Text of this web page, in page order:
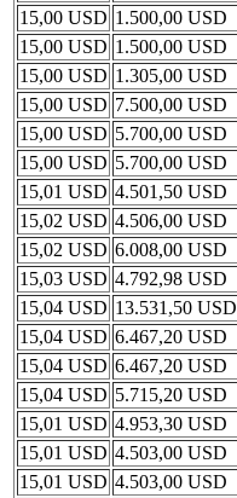
15,00 USD 1.500,00 USD
15,00 USD 1.500,00 USD
15,00 USD 1.305,00 USD
15,00 USD 7.500,00 USD
15,00 USD 5.700,00 USD
15,00 USD 5.700,00 USD
15,01 USD 4.501,50 USD
15,02 USD 4.506,00 USD
15,02 USD 6.008,00 USD
15,03 USD 4.792,98 USD
15,04 USD 13.531,50 USD
15,04 USD 6.467,20 USD
15,04 USD 6.467,20 USD
15,04 USD 5.715,20 USD
15,01 USD 4.953,30 USD
15,01 USD 4.503,00 USD
15,01 USD 4.503,00 USD